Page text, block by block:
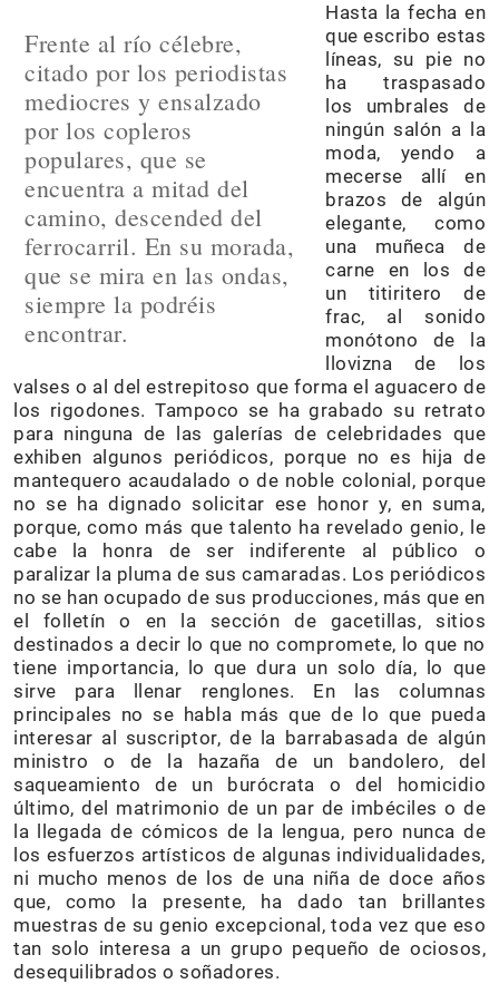
Frente al río célebre,
citado por los periodistas
mediocres y ensalzado
por los copleros
populares, que se
encuentra a mitad del
camino, descended del
ferrocarril. En su morada,
que se mira en las ondas,
siempre la podréis
encontrar.
Hasta la fecha en
que escribo estas
líneas, su pie no
ha traspasado
los umbrales de
ningún salón a la
moda, yendo a
mecerse allí en
brazos de algún
elegante, como
una muñeca de
carne en los de
un titiritero de
frac, al sonido
monótono de la
llovizna de los
valses o al del estrepitoso que forma el aguacero de
los rigodones. Tampoco se ha grabado su retrato
para ninguna de las galerías de celebridades que
exhiben algunos periódicos, porque no es hija de
mantequero acaudalado o de noble colonial, porque
no se ha dignado solicitar ese honor y, en suma,
porque, como más que talento ha revelado genio, le
cabe la honra de ser indiferente al público o
paralizar la pluma de sus camaradas. Los periódicos
no se han ocupado de sus producciones, más que en
el folletín o en la sección de gacetillas, sitios
destinados a decir lo que no compromete, lo que no
tiene importancia, lo que dura un solo día, lo que
sirve para llenar renglones. En las columnas
principales no se habla más que de lo que pueda
interesar al suscriptor, de la barrabasada de algún
ministro o de la hazaña de un bandolero, del
saqueamiento de un burócrata o del homicidio
último, del matrimonio de un par de imbéciles o de
la llegada de cómicos de la lengua, pero nunca de
los esfuerzos artísticos de algunas individualidades,
ni mucho menos de los de una niña de doce años
que, como la presente, ha dado tan brillantes
muestras de su genio excepcional, toda vez que eso
tan solo interesa a un grupo pequeño de ociosos,
desequilibrados o soñadores.